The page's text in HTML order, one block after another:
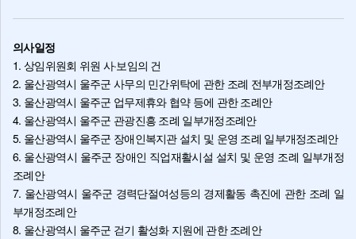
의사일정
1. 상임위원회 위원 사·보임의 건
2. 울산광역시 울주군 사무의 민간위탁에 관한 조례 전부개정조례안
3. 울산광역시 울주군 업무제휴와 협약 등에 관한 조례안
4. 울산광역시 울주군 관광진흥 조례 일부개정조례안
5. 울산광역시 울주군 장애인복지관 설치 및 운영 조례 일부개정조례안
6. 울산광역시 울주군 장애인 직업재활시설 설치 및 운영 조례 일부개정
조례안
7. 울산광역시 울주군 경력단절여성등의 경제활동 촉진에 관한 조례 일
부개정조례안
8. 울산광역시 울주군 걷기 활성화 지원에 관한 조례안